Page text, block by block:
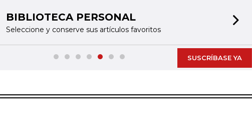
BIBLIOTECA PERSONAL
Seleccione y conserve sus artículos favoritos
SUSCRÍBASE YA